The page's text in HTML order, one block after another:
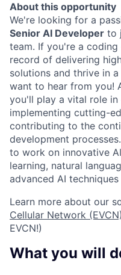
About this opportunity
We're looking for a
Senior AI Developer to
team. If you're a
record of delivering
solutions and thrive in
want to hear from you!
you'll play a vital role in
implementing cutting-
contributing to the
development
to work on innovative
learning, natural
advanced AI
Learn more about our
Cellular Network
EVCN!)
What you will